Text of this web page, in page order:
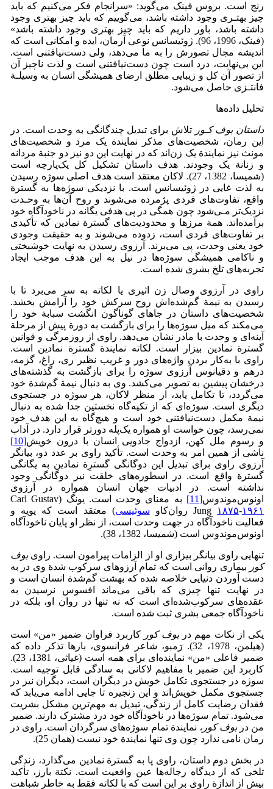
رنج است. بروس فینک می‌گوید: «سرانجام فکر می‌کنیم که باید
چیز بهتـری وجود داشته باشد، می‌گوییم که باید چیز بهتری وجود
داشته باشد، باور داریم که باید چیز بهتری وجود داشته باشد»
(فینک، 1996، 96). ژوئیسانس نوعی آرمان، ایده و امکانی است که
اندیشه مجال تصورش را به ما می‌دهد، ولی دست‌نیافتنی است.
این بی‌نهایت، درد است چون دست‌نیافتنی است و لذت ناچیز آن
از تصور آن کل و زیبایی مطلق ارضای همیشگی انسان به وسیلـة
فانتـزی حاصل می‌شود.
تحلیل داده‌ها
داستان بوف کـور تلاش برای تبدیل چندگانگی به وحدت است. در
این رمان، شخصیت‌های مذکر نمایندة یک مرد و شخصیت‌های
مونث نیز نمایندة یک زن‌اند که در نهایت این دو نیز دو جنبة مردانه
و زنانة یک وجودند. هدف داستان تشکیل کل یک‌پارچه است
(شمیسا، 1382، 27). لاکان معتقد است هدف اصلی سوژه رسیدن
به لذت غایی در ژوئیسانس است. با نزدیکی سوژه‌ها به گسترة
واقع، تفاوت‌های فردی پژمرده می‌شوند و روح آن‌ها به وحـدت
نزدیک‌تر مـی‌شود چون همگی در پی هدفی یگانه در ناخودآگاه خود
برآمده‌اند. همة مرزها و محدودیت‌های گسترة نمادین که تأکیدی
بر تفاوت‌های فردی است، زدوده می‌شوند و به حقیقت وجودی
خود یعنی وحدت، پی می‌برند. آرزوی رسیدن به نهایت خوشبختی
و ناکامی همیشگی سوژه‌ها در نیل به این هدف موجب ایجاد
تجربه‌های تلخ بشری شده است.
راوی در آرزوی وصال زن اثیری یا لکاته به سر می‌برد تا با
رسیدن به نیمة گم‌شده‌اش روح سرکش خود را آرامش بخشد.
شخصیت‌های داستان در جاهای گوناگون انگشت سبابة خود را
می‌مکند که میل سوژه‌ها را برای بازگشت به دورة پیش از مرحلة
آینه‌ای و وحدت با مادر نشان می‌دهد. راوی از روزمرگی و قوانین
گسترة نمادین بیزار است. لکاته نمایندة گسترة نمادین است.
راوی با به‌کار بردن واژه‌های دور و غریب نظیر ری، راغ، گزمه،
درهم و دقیانوس آرزوی سوژه را برای بازگشت به گذشته‌های
درخشان پیشین به تصویر می‌کشد. وی به دنبال نیمة گم‌شدة خود
می‌گردد، تا تکامل یابد، از منظر لاکان، هر سوژه در جستجوی
دیگری است. سوژه‌ای که از تکیه‌گاه نخستین جدا شده به دنبال
نیمة مکمل دست‌نیافتنی خود است و هیچ‌گاه به این هدف خود
نمی‌رسد، چون خواست او همواره یک‌پله دورتر قرار دارد. در آداب
و رسوم ملل کهن، ازدواج جادویی انسان با درون خویش[10]
ناشی از همین امر به وحدت است. تأکید راوی بر عدد دو، بیانگر
آرزوی راوی برای تبدیل این دوگانگی گسترِة نمادین به یگانگی
گسترة واقع است. در اسطوره‌های خلقت نیز دوگانگی وجود
نداشته است. در ادبیات جهان انسان همواره در آرزوی
اونوس‌موندوس[11]
به معنای وحدت است. یونگ (Carl Gustav
Jung
۱۸۷۵-۱۹۶۱ روان‌کاو سوئیسی) معتقد است که پویه و
فعالیت ناخودآگاه در جهت وحدت است، از نظر او پایان ناخودآگاه
اونوس‌موندوس است (شمیسا، 1382، 38).
تنهایی راوی بیانگر بیزاری او از الزامات پیرامون است. راویبوف
کور بیماری روانی است که تمام آرزوهای سرکوب شدة وی در به
دست آوردن دنیایی خلاصه شده که بهشت گم‌شدة انسان است و
در نهایت تنها چیزی که باقی می‌ماند افسوس نرسیدن به
عقده‌های سرکوب‌شده‌ای است که نه تنها در روان او، بلکه در
ناخودآگاه جمعی بشری ثبت شده است.
یکی از نکات مهم دربوف کور کاربرد فراوان ضمیر «من» است
(هیلمن، 1978، 32). رَمبو، شاعر فرانسوی، بارها تذکر داده که
ضمیر فاعلی «من» نماینده‌ای برای همه است (غیاثی، 1381، 23).
کاربرد این ضمیر با مفاهیم لاکانی به سادگی قابل توجیه است.
سوژه در جستجوی تکامل خویش در دیگران است، دیگران نیز در
جستجوی مکمل خویش‌اند و این زنجیره تا جایی ادامه می‌یابد که
فقدان رضایت کامل از زندگی، تبدیل به مهم‌ترین مشکل بشریت
می‌شود. تمام سوژه‌ها در ناخودآگاه خود درد مشترک دارند. ضمیر
من دربوف کور، نمایندة تمام سوژه‌های سرگردان است. راوی در
رمان نامی ندارد چون وی تنها نمایندة خود نیست (همان 25).
در بخش دوم داستان، راوی پا به گسترة نمادین می‌گذارد، زندگی
تلخی که از دیدگاه رجاله‌ها عین واقعیت است. نکتة بارز، تأکید
بیش از اندازة راوی بر این است که با لکاته فقط به خاطر شباهت